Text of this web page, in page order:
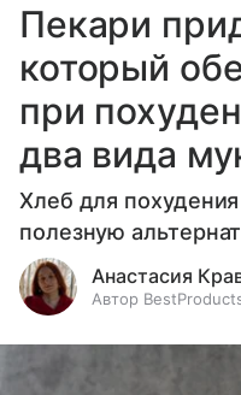
Пекари
который
при
два вида
Хлеб для
полезную
Анастасия
Автор